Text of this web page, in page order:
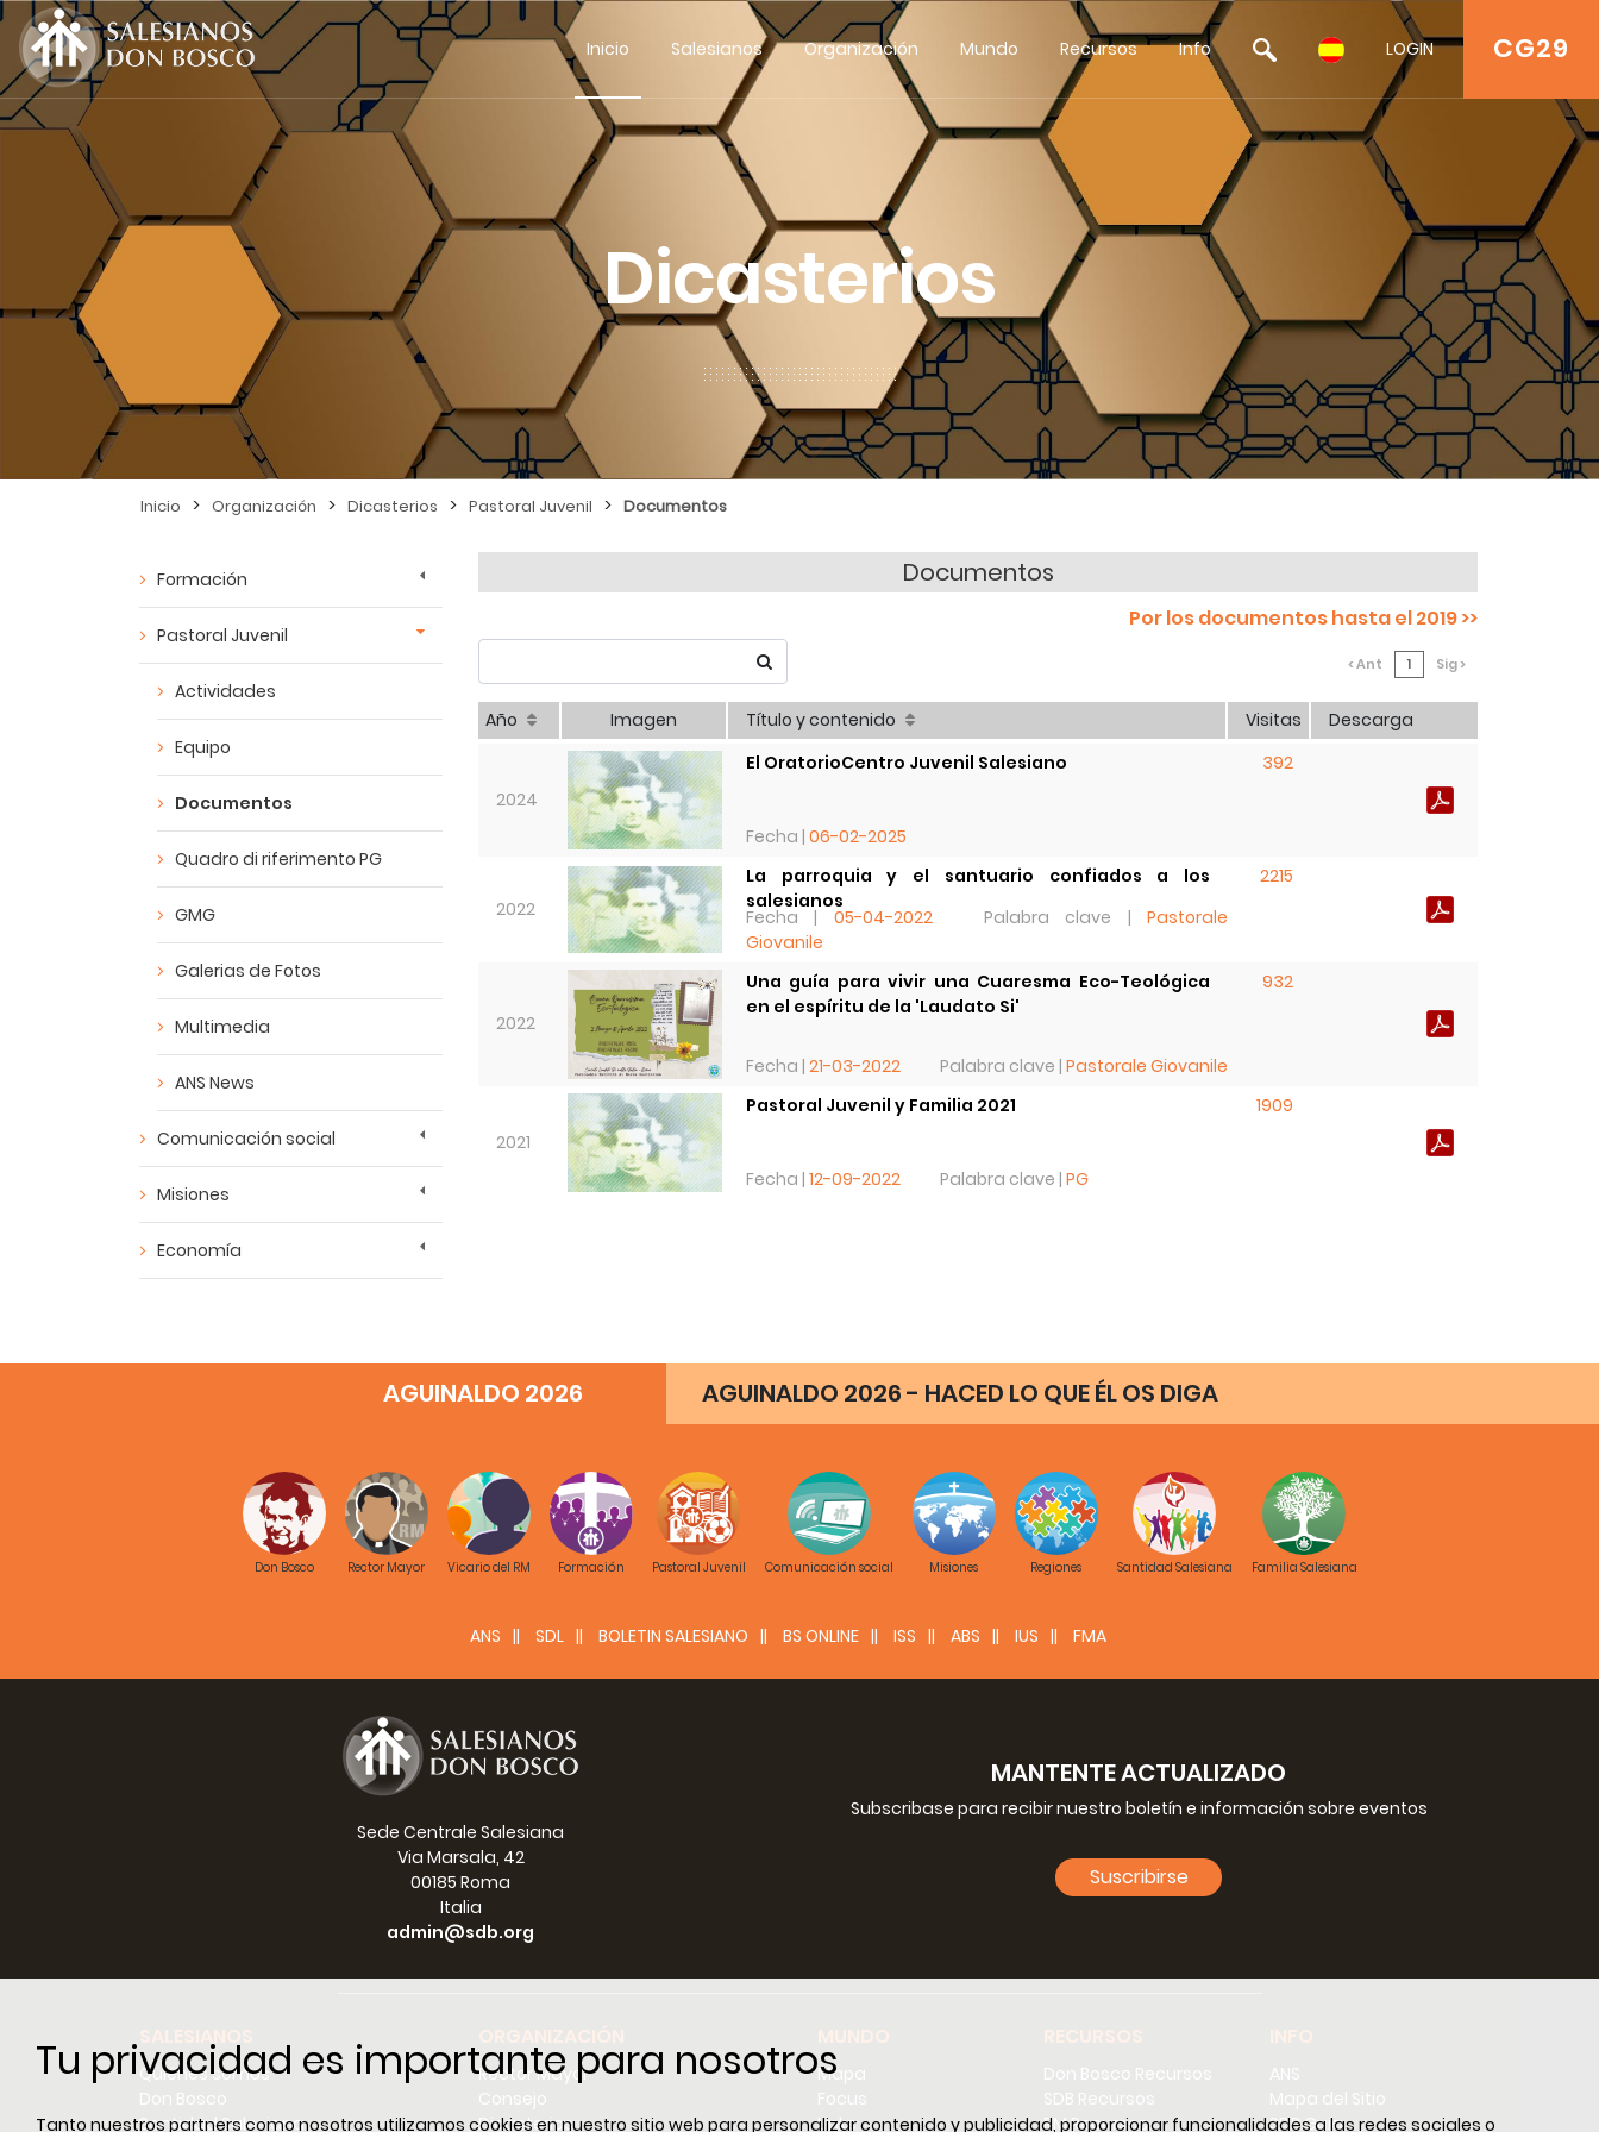
Tu privacidad es importante para nosotros
Tanto nuestros partners como nosotros utilizamos cookies en nuestro sitio web para personalizar contenido y publicidad, proporcionar funcionalidades a las redes sociales o
CG29
Inicio Salesianos Organización Mundo Recursos Info LOGIN
Dicasterios
Inicio > Organización > Dicasterios > Pastoral Juvenil > Documentos
Formación
Pastoral Juvenil
Actividades
Equipo
Documentos
Quadro di riferimento PG
GMG
Galerias de Fotos
Multimedia
ANS News
Comunicación social
Misiones
Economía
Documentos
Por los documentos hasta el 2019 >>
< Ant 1 Sig >
Año Imagen Título y contenido Visitas Descarga
2024
El OratorioCentro Juvenil Salesiano
Fecha | 06-02-2025
392
2022
La parroquia y el santuario confiados a los
salesianos
Fecha | 05-04-2022 Palabra clave | Pastorale
Giovanile
2215
2022
Una guía para vivir una Cuaresma Eco-Teológica
en el espíritu de la 'Laudato Si'
Fecha | 21-03-2022 Palabra clave | Pastorale Giovanile
932
2021
Pastoral Juvenil y Familia 2021
Fecha | 12-09-2022 Palabra clave | PG
1909
AGUINALDO 2026 AGUINALDO 2026 - HACED LO QUE ÉL OS DIGA
Don Bosco Rector Mayor Vicario del RM Formación Pastoral Juvenil Comunicación social Misiones Regiones Santidad Salesiana Familia Salesiana
ANS SDL BOLETIN SALESIANO BS ONLINE ISS ABS IUS FMA
Sede Centrale Salesiana
Via Marsala, 42
00185 Roma
Italia
admin@sdb.org
MANTENTE ACTUALIZADO
Subscribase para recibir nuestro boletín e información sobre eventos
Suscribirse
Quiénes somos
Santidad Salesiana
Rector Mayor
Dicasterios
Mapa
Links
RM Recursos
SDB Guía